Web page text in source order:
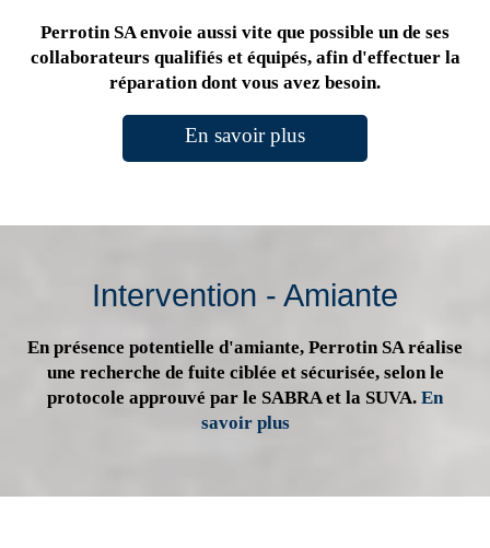
Perrotin SA envoie aussi vite que possible un de ses
collaborateurs qualifiés et équipés, afin d'effectuer la
réparation dont vous avez besoin.
En savoir plus
Intervention - Amiante
En présence potentielle d'amiante, Perrotin SA réalise
une recherche de fuite ciblée et sécurisée, selon le
protocole approuvé par le SABRA et la SUVA. En
savoir plus